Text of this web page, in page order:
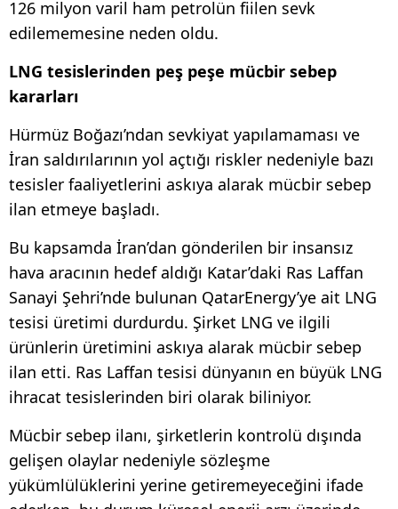
126 milyon varil ham petrolün fiilen sevk
edilememesine neden oldu.
LNG tesislerinden peş peşe mücbir sebep
kararları
Hürmüz Boğazı’ndan sevkiyat yapılamaması ve
İran saldırılarının yol açtığı riskler nedeniyle bazı
tesisler faaliyetlerini askıya alarak mücbir sebep
ilan etmeye başladı.
Bu kapsamda İran’dan gönderilen bir insansız
hava aracının hedef aldığı Katar’daki Ras Laffan
Sanayi Şehri’nde bulunan QatarEnergy’ye ait LNG
tesisi üretimi durdurdu. Şirket LNG ve ilgili
ürünlerin üretimini askıya alarak mücbir sebep
ilan etti. Ras Laffan tesisi dünyanın en büyük LNG
ihracat tesislerinden biri olarak biliniyor.
Mücbir sebep ilanı, şirketlerin kontrolü dışında
gelişen olaylar nedeniyle sözleşme
yükümlülüklerini yerine getiremeyeceğini ifade